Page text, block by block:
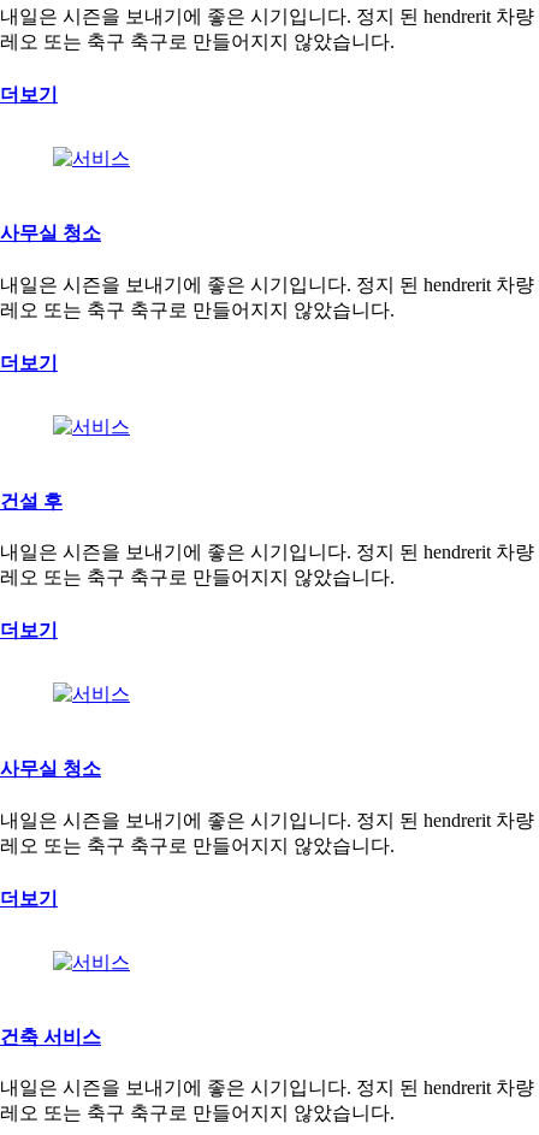
내일은 시즌을 보내기에 좋은 시기입니다. 정지 된 hendrerit 차량
레오 또는 축구 축구로 만들어지지 않았습니다.
더보기
사무실 청소
내일은 시즌을 보내기에 좋은 시기입니다. 정지 된 hendrerit 차량
레오 또는 축구 축구로 만들어지지 않았습니다.
더보기
건설 후
내일은 시즌을 보내기에 좋은 시기입니다. 정지 된 hendrerit 차량
레오 또는 축구 축구로 만들어지지 않았습니다.
더보기
사무실 청소
내일은 시즌을 보내기에 좋은 시기입니다. 정지 된 hendrerit 차량
레오 또는 축구 축구로 만들어지지 않았습니다.
더보기
건축 서비스
내일은 시즌을 보내기에 좋은 시기입니다. 정지 된 hendrerit 차량
레오 또는 축구 축구로 만들어지지 않았습니다.